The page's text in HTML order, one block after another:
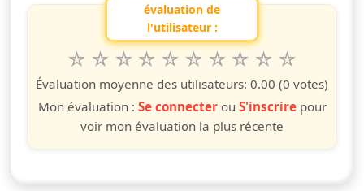
évaluation de
l'utilisateur :
questo spettacolo da 1 a 10 étoiles
10
étoiles
9
étoiles
8
étoiles
7
étoiles
6
étoiles
5
étoiles
4
étoiles
3
étoiles
2
étoiles
étoile
Évaluation moyenne des utilisateurs: 0.00 (0 votes)
Mon évaluation : Se connecterou S'inscrirepour
voir mon évaluation la plus récente